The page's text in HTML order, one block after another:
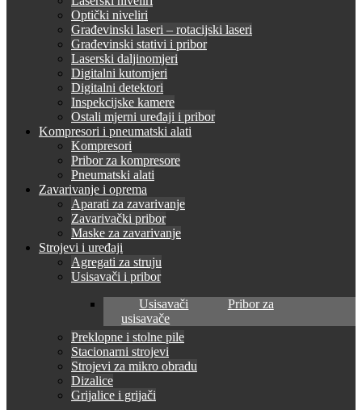
Optički niveliri
Građevinski laseri – rotacijski laseri
Građevinski stativi i pribor
Laserski daljinomjeri
Digitalni kutomjeri
Digitalni detektori
Inspekcijske kamere
Ostali mjerni uređaji i pribor
Kompresori i pneumatski alati
Kompresori
Pribor za kompresore
Pneumatski alati
Zavarivanje i oprema
Aparati za zavarivanje
Zavarivački pribor
Maske za zavarivanje
Strojevi i uređaji
Agregati za struju
Usisavači i pribor
Usisavači
Pribor za
usisavače
Preklopne i stolne pile
Stacionarni strojevi
Strojevi za mikro obradu
Dizalice
Grijalice i grijači